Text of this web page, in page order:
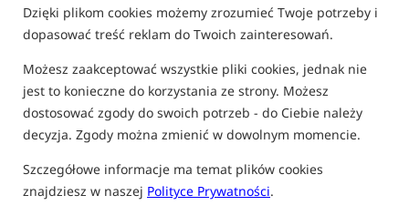
Dzięki plikom cookies możemy zrozumieć Twoje potrzeby i
dopasować treść reklam do Twoich zainteresowań.
Możesz zaakceptować wszystkie pliki cookies, jednak nie
jest to konieczne do korzystania ze strony. Możesz
dostosować zgody do swoich potrzeb - do Ciebie należy
decyzja. Zgody można zmienić w dowolnym momencie.
Szczegółowe informacje ma temat plików cookies
znajdziesz w naszej Polityce Prywatności.
tylko produkty na "naszym magazynie"
Opcja Cena PLN